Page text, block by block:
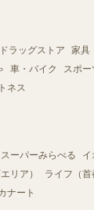
ドラッグストア
家具
車・バイク
スポ
ネス
スーパーみらべる
イ
リア）
ライフ（首
ナート